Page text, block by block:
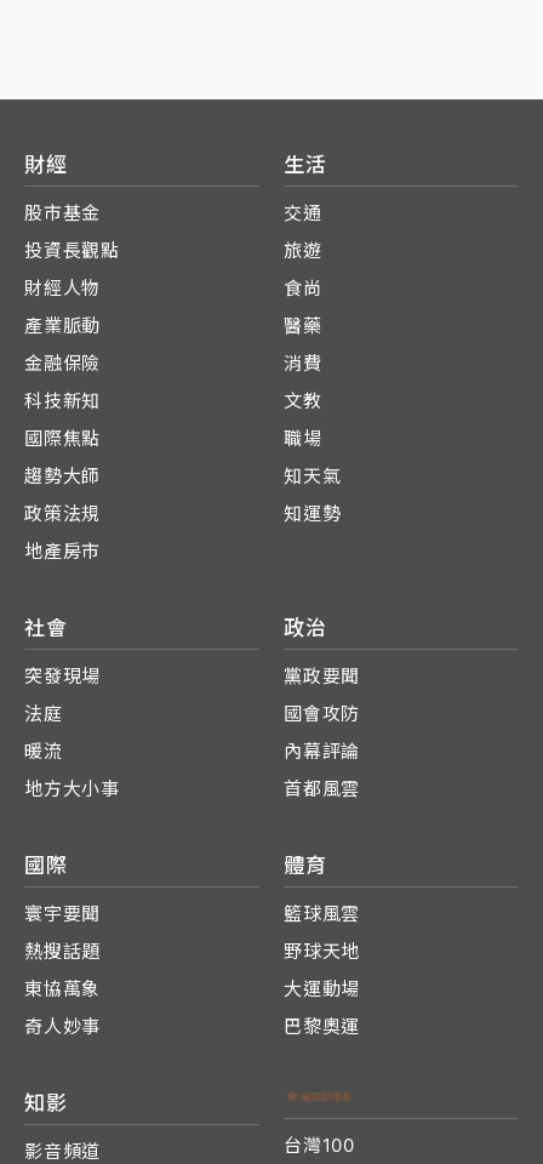
財經
股市基金
投資長觀點
財經人物
產業脈動
金融保險
科技新知
國際焦點
趨勢大師
政策法規
地產房市
生活
交通
旅遊
食尚
醫藥
消費
文教
職場
知天氣
知運勢
社會
突發現場
法庭
暖流
地方大小事
政治
黨政要聞
國會攻防
內幕評論
首都風雲
國際
寰宇要聞
熱搜話題
東協萬象
奇人妙事
體育
籃球風雲
野球天地
大運動場
巴黎奧運
知影
影音頻道
台灣100